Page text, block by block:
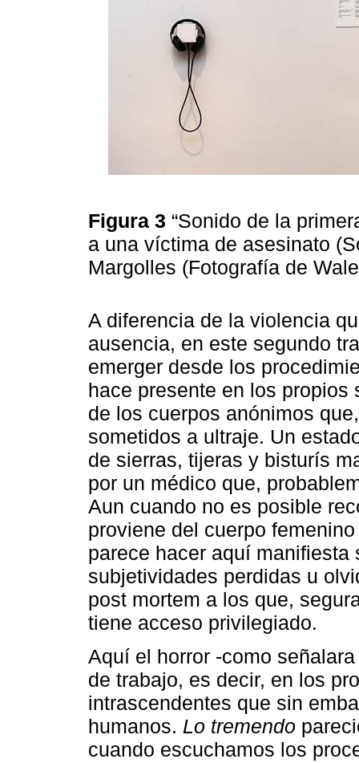
Figura 3 “Sonido de la
a una víctima de asesinato
Margolles (Fotografía de
A diferencia de la violencia
ausencia, en este segundo
emerger desde los
hace presente en los
de los cuerpos anónimos
sometidos a ultraje. Un
de sierras, tijeras y bisturís
por un médico que,
Aun cuando no es posible
proviene del cuerpo
parece hacer aquí manifiesta
subjetividades perdidas u
post mortem a los que,
tiene acceso privilegiado.
Aquí el horror -como
de trabajo, es decir, en los
intrascendentes que sin
humanos. Lo tremendo
cuando escuchamos los